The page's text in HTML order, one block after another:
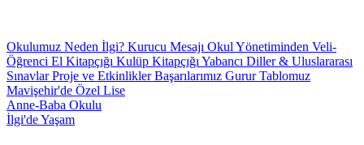
Okulumuz Neden İlgi? Kurucu Mesajı Okul Yönetiminden Veli-
Öğrenci El Kitapçığı Kulüp Kitapçığı Yabancı Diller & Uluslararası
SınavlarProje ve EtkinliklerBaşarılarımız Gurur Tablomuz
Mavişehir'de Özel Lise
Anne-Baba Okulu
İlgi'de Yaşam